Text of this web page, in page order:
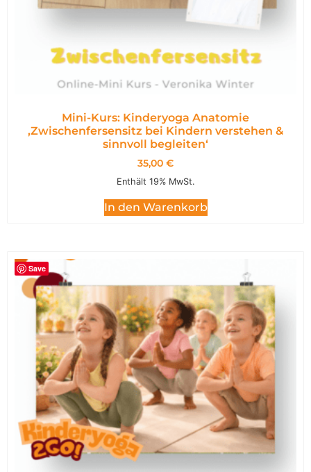
Mini-Kurs: Kinderyoga Anatomie
,Zwischenfersensitz bei Kindern verstehen &
sinnvoll begleiten‘
35,00 €
Enthält 19% MwSt.
In den Warenkorb
Save